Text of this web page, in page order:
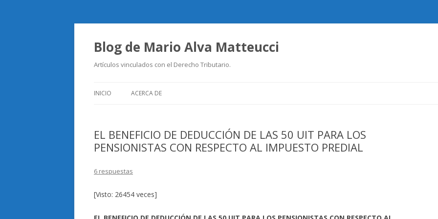
Blog de Mario Alva Matteucci
Artículos vinculados con el Derecho Tributario.
INICIO ACERCA DE
EL BENEFICIO DE DEDUCCIÓN DE LAS 50 UIT PARA LOS
PENSIONISTAS CON RESPECTO AL IMPUESTO PREDIAL
6 respuestas
[Visto: 26454 veces]